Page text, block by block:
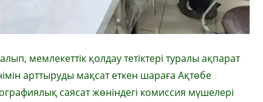
мемлекеттік қолдау тетіктері туралы ақпарат
арттыруды мақсат еткен шараға Ақтөбе
саясат жөніндегі комиссия мүшелері